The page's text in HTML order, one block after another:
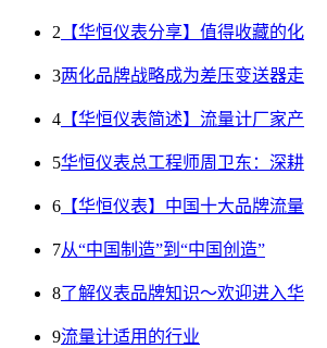
2 【华恒仪表分享】值得收藏的化
3两化品牌战略成为差压变送器走
4 【华恒仪表简述】流量计厂家产
5华恒仪表总工程师周卫东：深耕
6 【华恒仪表】中国十大品牌流量
7从“中国制造”到“中国创造”
8了解仪表品牌知识～欢迎进入华
9流量计适用的行业